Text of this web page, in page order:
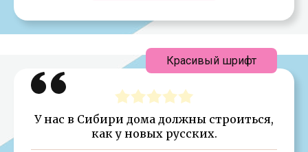
У нас в Сибири дома должны строиться,
как у новых русских.
Красивый шрифт